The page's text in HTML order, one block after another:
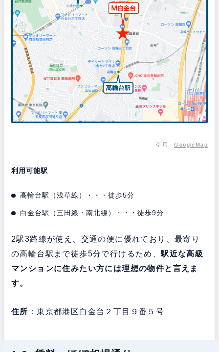
引用：GoogleMap
利用可能駅
高輪台駅（浅草線）・・・徒歩5分
白金台駅（三田線・南北線）・・・徒歩9分
2駅3路線が使え、交通の便に優れており、最寄り
の高輪台駅まで徒歩5分で行けるため、駅近な高級
マンションに住みたい方には理想の物件と言えま
す。
住所 ：東京都港区白金台２丁目９番５号